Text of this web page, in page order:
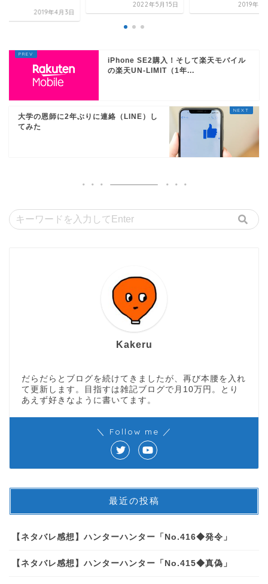
2019年4月3日
2022年5月15日 2019年3
iPhone SE2購入！そして楽天モバイル
の楽天UN-LIMIT（1年...
大学の恩師に2年ぶりに連絡（LINE）し
てみた
Kakeru
だらだらとブログを続けてきましたが、再び本腰を入れ
て更新します。目指すは雑記ブログで月10万円。とり
あえず好きなように書いてます。
＼ Follow me ／
最近の投稿
【ネタバレ感想】ハンターハンター「No.416◆発令」
【ネタバレ感想】ハンターハンター「No.415◆真偽」